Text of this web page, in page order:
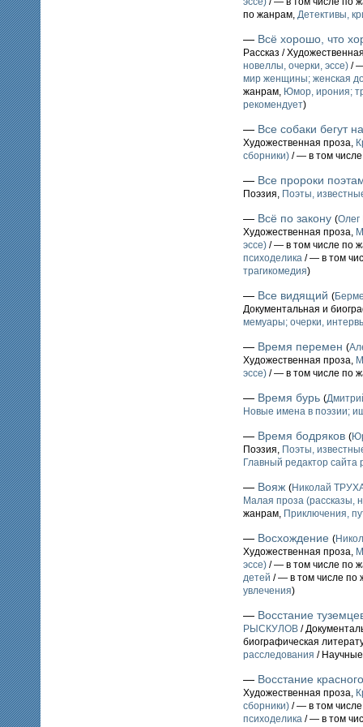
по жанрам, Детективы,
— Всё хорошо, что
Рассказ /
новеллы, очерки, эссе) /
мир женщины; женская
жанрам, Юмор, ирония;
рекомендует)
— Все собаки бегут
Художественная проза,
сборники) / — в том
— Все пророки
Поэзия, Поэты,
— Всё по закону (
Художественная проза,
эссе) / — в том числе по
психоделика / — в том
трагикомедия)
— Все видящий (
Документальная и
мемуары; очерки,
— Время перемен (
Художественная проза,
эссе) / — в том числе по
— Время бурь (
Новые имена в поэзии;
— Время бодряков (
Поэзия, Поэты,
Главный редактор сайта
— Вояж (Николай
Малая проза (рассказы,
жанрам, Приключения,
— Восхождение (
Художественная проза,
эссе) / — в том числе по
детей / — в том числе по
увлечения)
— Восстание
РЫСКУЛОВ /
биографическая
расследования /
— Восстание
Художественная проза,
сборники) / — в том
психоделика / — в том